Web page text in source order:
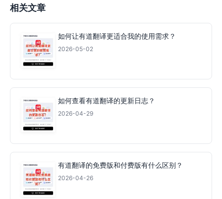
相关文章
如何让有道翻译更适合我的使用需求？
2026-05-02
如何查看有道翻译的更新日志？
2026-04-29
有道翻译的免费版和付费版有什么区别？
2026-04-26